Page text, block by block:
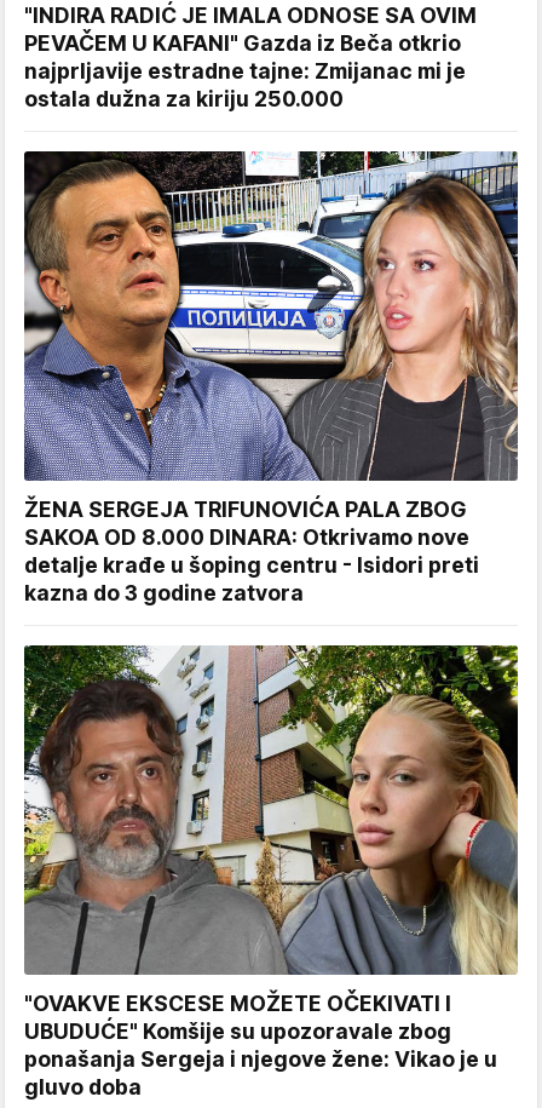
"INDIRA RADIĆ JE IMALA ODNOSE SA OVIM
PEVAČEM U KAFANI" Gazda iz Beča otkrio
najprljavije estradne tajne: Zmijanac mi je
ostala dužna za kiriju 250.000
ŽENA SERGEJA TRIFUNOVIĆA PALA ZBOG
SAKOA OD 8.000 DINARA: Otkrivamo nove
detalje krađe u šoping centru - Isidori preti
kazna do 3 godine zatvora
"OVAKVE EKSCESE MOŽETE OČEKIVATI I
UBUDUĆE" Komšije su upozoravale zbog
ponašanja Sergeja i njegove žene: Vikao je u
gluvo doba